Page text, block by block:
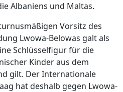
Albaniens und Maltas.
Vorsitz des
Lwowa-Belowas galt als
Schlüsselfigur für die
Kinder aus dem
gilt. Der Internationale
hat deshalb gegen Lwowa-